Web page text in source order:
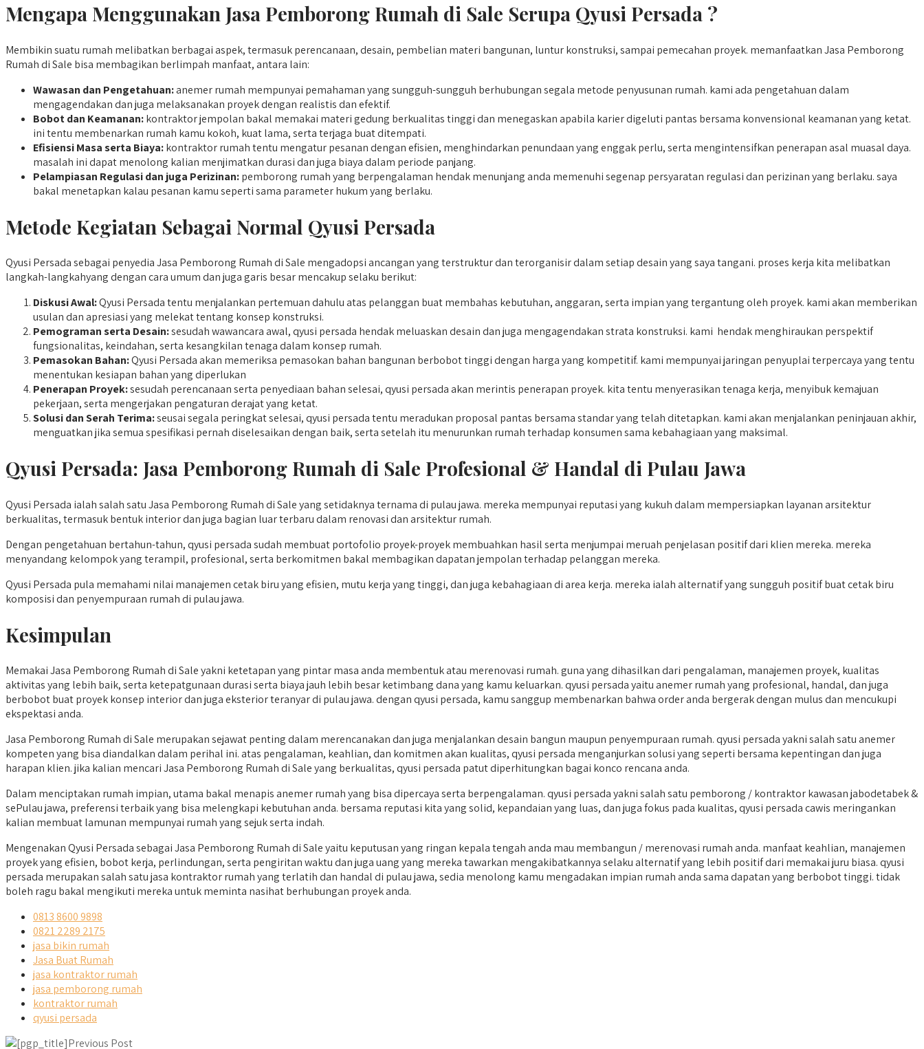
Mengapa Menggunakan Jasa Pemborong Rumah di Sale Serupa Qyusi Persada ?
Membikin suatu rumah melibatkan berbagai aspek, termasuk perencanaan, desain, pembelian materi bangunan, luntur konstruksi, sampai pemecahan proyek. memanfaatkan Jasa Pemborong
Rumah di Sale bisa membagikan berlimpah manfaat, antara lain:
Wawasan dan Pengetahuan:anemer rumah mempunyai pemahaman yang sungguh-sungguh berhubungan segala metode penyusunan rumah. kami ada pengetahuan dalam
mengagendakan dan juga melaksanakan proyek dengan realistis dan efektif.
Bobot dan Keamanan:kontraktor jempolan bakal memakai materi gedung berkualitas tinggi dan menegaskan apabila karier digeluti pantas bersama konvensional keamanan yang ketat.
ini tentu membenarkan rumah kamu kokoh, kuat lama, serta terjaga buat ditempati.
Efisiensi Masa serta Biaya:kontraktor rumah tentu mengatur pesanan dengan efisien, menghindarkan penundaan yang enggak perlu, serta mengintensifkan penerapan asal muasal daya.
masalah ini dapat menolong kalian menjimatkan durasi dan juga biaya dalam periode panjang.
Pelampiasan Regulasi dan juga Perizinan:pemborong rumah yang berpengalaman hendak menunjang anda memenuhi segenap persyaratan regulasi dan perizinan yang berlaku. saya
bakal menetapkan kalau pesanan kamu seperti sama parameter hukum yang berlaku.
Metode Kegiatan Sebagai Normal Qyusi Persada
Qyusi Persada sebagai penyedia Jasa Pemborong Rumah di Sale mengadopsi ancangan yang terstruktur dan terorganisir dalam setiap desain yang saya tangani. proses kerja kita melibatkan
langkah-langkahyang dengan cara umum dan juga garis besar mencakup selaku berikut:
Diskusi Awal:Qyusi Persada tentu menjalankan pertemuan dahulu atas pelanggan buat membahas kebutuhan, anggaran, serta impian yang tergantung oleh proyek. kami akan memberikan
usulan dan apresiasi yang melekat tentang konsep konstruksi.
Pemograman serta Desain:sesudah wawancara awal, qyusi persada hendak meluaskan desain dan juga mengagendakan strata konstruksi. kami hendak menghiraukan perspektif
fungsionalitas, keindahan, serta kesangkilan tenaga dalam konsep rumah.
Pemasokan Bahan:Qyusi Persada akan memeriksa pemasokan bahan bangunan berbobot tinggi dengan harga yang kompetitif. kami mempunyai jaringan penyuplai terpercaya yang tentu
menentukan kesiapan bahan yang diperlukan
Penerapan Proyek:sesudah perencanaan serta penyediaan bahan selesai, qyusi persada akan merintis penerapan proyek. kita tentu menyerasikan tenaga kerja, menyibuk kemajuan
pekerjaan, serta mengerjakan pengaturan derajat yang ketat.
Solusi dan Serah Terima:seusai segala peringkat selesai, qyusi persada tentu meradukan proposal pantas bersama standar yang telah ditetapkan. kami akan menjalankan peninjauan akhir,
menguatkan jika semua spesifikasi pernah diselesaikan dengan baik, serta setelah itu menurunkan rumah terhadap konsumen sama kebahagiaan yang maksimal.
Qyusi Persada: Jasa Pemborong Rumah di Sale Profesional & Handal di Pulau Jawa
Qyusi Persada ialah salah satu Jasa Pemborong Rumah di Sale yang setidaknya ternama di pulau jawa. mereka mempunyai reputasi yang kukuh dalam mempersiapkan layanan arsitektur
berkualitas, termasuk bentuk interior dan juga bagian luar terbaru dalam renovasi dan arsitektur rumah.
Dengan pengetahuan bertahun-tahun, qyusi persada sudah membuat portofolio proyek-proyek membuahkan hasil serta menjumpai meruah penjelasan positif dari klien mereka. mereka
menyandang kelompok yang terampil, profesional, serta berkomitmen bakal membagikan dapatan jempolan terhadap pelanggan mereka.
Qyusi Persada pula memahami nilai manajemen cetak biru yang efisien, mutu kerja yang tinggi, dan juga kebahagiaan di area kerja. mereka ialah alternatif yang sungguh positif buat cetak biru
komposisi dan penyempuraan rumah di pulau jawa.
Kesimpulan
Memakai Jasa Pemborong Rumah di Sale yakni ketetapan yang pintar masa anda membentuk atau merenovasi rumah. guna yang dihasilkan dari pengalaman, manajemen proyek, kualitas
aktivitas yang lebih baik, serta ketepatgunaan durasi serta biaya jauh lebih besar ketimbang dana yang kamu keluarkan. qyusi persada yaitu anemer rumah yang profesional, handal, dan juga
berbobot buat proyek konsep interior dan juga eksterior teranyar di pulau jawa. dengan qyusi persada, kamu sanggup membenarkan bahwa order anda bergerak dengan mulus dan mencukupi
ekspektasi anda.
Jasa Pemborong Rumah di Sale merupakan sejawat penting dalam merencanakan dan juga menjalankan desain bangun maupun penyempuraan rumah. qyusi persada yakni salah satu anemer
kompeten yang bisa diandalkan dalam perihal ini. atas pengalaman, keahlian, dan komitmen akan kualitas, qyusi persada menganjurkan solusi yang seperti bersama kepentingan dan juga
harapan klien. jika kalian mencari Jasa Pemborong Rumah di Sale yang berkualitas, qyusi persada patut diperhitungkan bagai konco rencana anda.
Dalam menciptakan rumah impian, utama bakal menapis anemer rumah yang bisa dipercaya serta berpengalaman. qyusi persada yakni salah satu pemborong / kontraktor kawasan jabodetabek &
sePulau jawa, preferensi terbaik yang bisa melengkapi kebutuhan anda. bersama reputasi kita yang solid, kepandaian yang luas, dan juga fokus pada kualitas, qyusi persada cawis meringankan
kalian membuat lamunan mempunyai rumah yang sejuk serta indah.
Mengenakan Qyusi Persada sebagai Jasa Pemborong Rumah di Sale yaitu keputusan yang ringan kepala tengah anda mau membangun / merenovasi rumah anda. manfaat keahlian, manajemen
proyek yang efisien, bobot kerja, perlindungan, serta pengiritan waktu dan juga uang yang mereka tawarkan mengakibatkannya selaku alternatif yang lebih positif dari memakai juru biasa. qyusi
persada merupakan salah satu jasa kontraktor rumah yang terlatih dan handal di pulau jawa, sedia menolong kamu mengadakan impian rumah anda sama dapatan yang berbobot tinggi. tidak
boleh ragu bakal mengikuti mereka untuk meminta nasihat berhubungan proyek anda.
0813 8600 9898
0821 2289 2175
jasa bikin rumah
Jasa Buat Rumah
jasa kontraktor rumah
jasa pemborong rumah
kontraktor rumah
qyusi persada
Previous Post